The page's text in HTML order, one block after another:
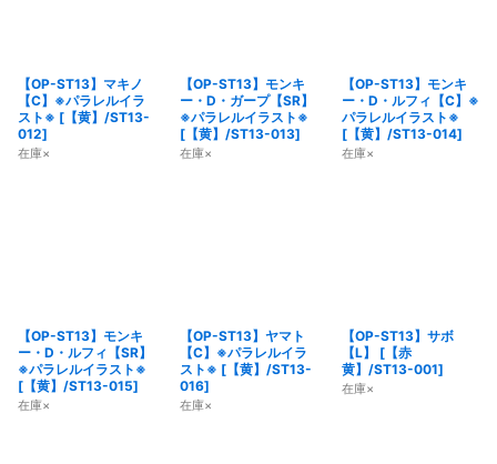
【OP-ST13】マキノ
【C】※パラレルイラ
スト※ [ 【黄】/ST13-
012]
在庫×
【OP-ST13】モンキ
ー・D・ガープ【SR】
※パラレルイラスト※
[【黄】/ST13-013]
在庫×
【OP-ST13】モンキ
ー・D・ルフィ【C】※
パラレルイラスト※
[【黄】/ST13-014]
在庫×
【OP-ST13】モンキ
ー・D・ルフィ【SR】
※パラレルイラスト※
[ 【黄】/ST13-015]
在庫×
【OP-ST13】ヤマト
【C】※パラレルイラ
スト※ [【黄】/ST13-
016]
在庫×
【OP-ST13】サボ
【L】
[【赤
黄】/ST13-001]
在庫×